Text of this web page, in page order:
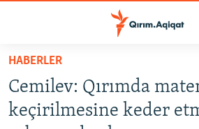
Esas
qaytmaq
Baş
navigatsiyağa
HABERLER
İQTİSADİYAT
HABERLER
Cemilev: Qırımda
keçirilmesine keder